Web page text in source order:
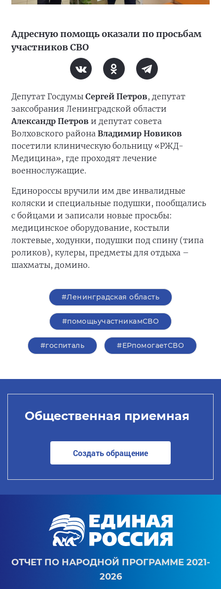
Адресную помощь оказали по просьбам
участников СВО
Депутат Госдумы Сергей Петров, депутат
заксобрания Ленинградской области
Александр Петров и депутат совета
Волховского района Владимир Новиков
посетили клиническую больницу «РЖД-
Медицина», где проходят лечение
военнослужащие.
Единороссы вручили им две инвалидные
коляски и специальные подушки, пообщались
с бойцами и записали новые просьбы:
медицинское оборудование, костыли
локтевые, ходунки, подушки под спину (типа
роликов), кулеры, предметы для отдыха –
шахматы, домино.
#Ленинградская область
#помощьучастникамСВО
#госпиталь #ЕРпомогаетСВО
Общественная приемная
Создать обращение
ОТЧЕТ ПО НАРОДНОЙ ПРОГРАММЕ 2021-
2026